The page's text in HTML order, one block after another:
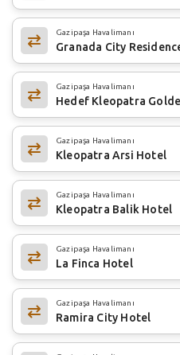
Gazipaşa Havalimanı
Granada City
Gazipaşa Havalimanı
Hedef Kleopatra
Gazipaşa Havalimanı
Kleopatra Arsi Hotel
Gazipaşa Havalimanı
Kleopatra Balik Hotel
Gazipaşa Havalimanı
La Finca Hotel
Gazipaşa Havalimanı
Ramira City Hotel